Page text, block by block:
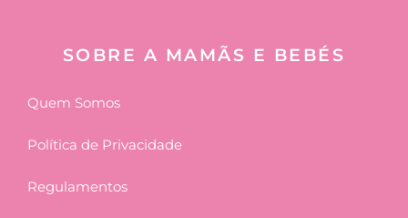
SOBRE A MAMÃS E BEBÉS
Quem Somos
Política de Privacidade
Regulamentos